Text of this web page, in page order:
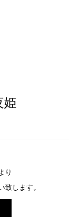
姫
り
致します。